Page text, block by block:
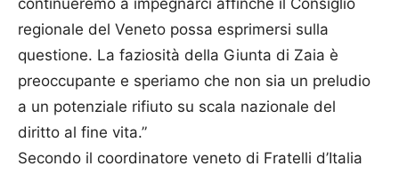
continueremo a impegnarci affinché il Consiglio
regionale del Veneto possa esprimersi sulla
questione. La faziosità della Giunta di Zaia è
preoccupante e speriamo che non sia un preludio
a un potenziale rifiuto su scala nazionale del
diritto al fine vita.”
Secondo il coordinatore veneto di Fratelli d’Italia